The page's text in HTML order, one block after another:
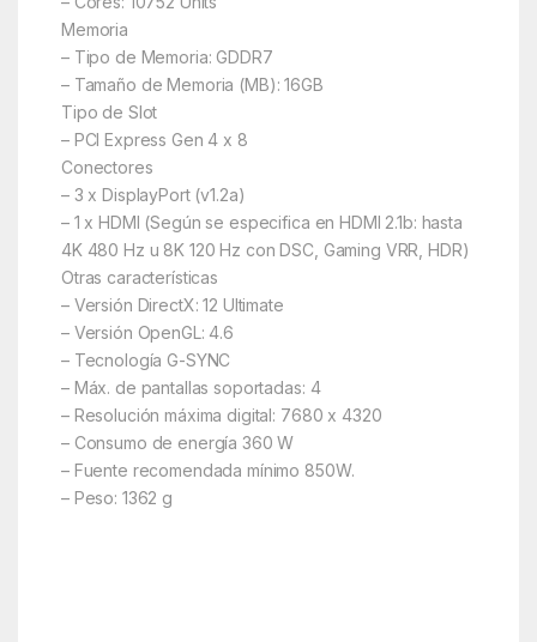
Memoria
– Tipo de Memoria: GDDR7
– Tamaño de Memoria (MB): 16GB
Tipo de Slot
– PCI Express Gen 4 x 8
Conectores
– 3 x DisplayPort (v1.2a)
– 1 x HDMI (Según se especifica en HDMI 2.1b: hasta
4K 480 Hz u 8K 120 Hz con DSC, Gaming VRR, HDR)
Otras características
– Versión DirectX: 12 Ultimate
– Versión OpenGL: 4.6
– Tecnología G-SYNC
– Máx. de pantallas soportadas: 4
– Resolución máxima digital: 7680 x 4320
– Consumo de energía 360 W
– Fuente recomendada mínimo 850W.
– Peso: 1362 g